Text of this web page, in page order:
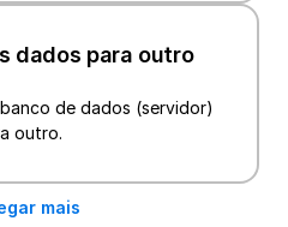
dados para outro
de dados (servidor)
mais